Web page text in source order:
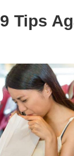
9 Tips